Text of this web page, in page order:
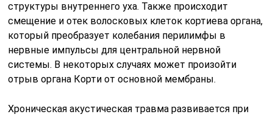
структуры внутреннего уха. Также происходит
смещение и отек волосковых клеток кортиева органа,
который преобразует колебания перилимфы в
нервные импульсы для центральной нервной
системы. В некоторых случаях может произойти
отрыв органа Корти от основной мембраны.
Хроническая акустическая травма развивается при